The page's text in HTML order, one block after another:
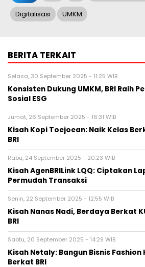
Digitalisasi UMKM
BERITA TERKAIT
Selasa, 30 September 2025 - 11:25 WIB
Konsisten Dukung UMKM, BRI Raih
Sosial ESG
Jumat, 26 September 2025 - 16:31 WIB
Kisah Kopi Toejoean: Naik Kelas
BRI
Rabu, 24 September 2025 - 20:23 WIB
Kisah AgenBRILink LQQ: Ciptakan
Permudah Transaksi
Senin, 22 September 2025 - 12:55 WIB
Kisah Nanas Nadi, Berdaya Berkat
BRI
Sabtu, 20 September 2025 - 14:29 WIB
Kisah Netaly: Bangun Bisnis
Berkat BRI